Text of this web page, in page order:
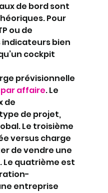
de bord sont
Pour
ou de
indicateurs bien
cockpit
prévisionnelle
affaire. Le
de
de projet,
Le troisième
versus charge
de vendre une
quatrième est
entreprise